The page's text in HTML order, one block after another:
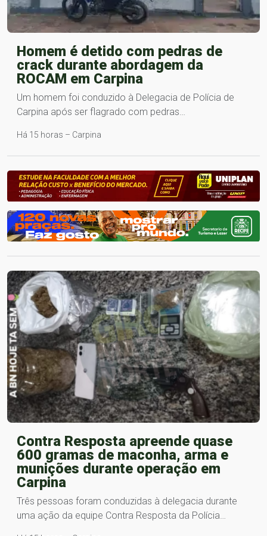
Homem é detido com pedras de
crack durante abordagem da
ROCAM em Carpina
Um homem foi conduzido à Delegacia de Polícia de
Carpina após ser flagrado com pedras…
Há 15 horas – Carpina
Contra Resposta apreende quase
600 gramas de maconha, arma e
munições durante operação em
Carpina
Três pessoas foram conduzidas à delegacia durante
uma ação da equipe Contra Resposta da Polícia…